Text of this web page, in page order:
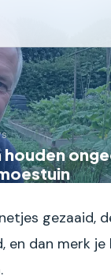
houden
gezaaid,
en dan merk je